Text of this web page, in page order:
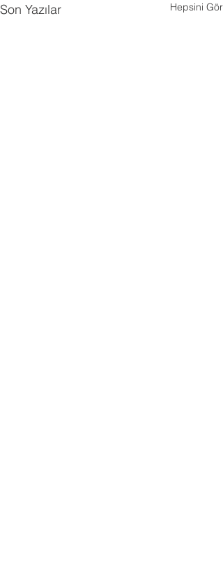
Son Yazılar Hepsini Gör